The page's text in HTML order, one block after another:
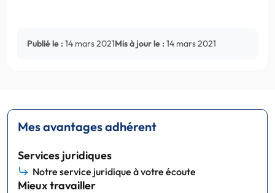
Publié le : 14 mars 2021Mis à jour le : 14 mars 2021
Mes avantages adhérent
Services juridiques
Notre service juridique à votre écoute
Mieux travailler